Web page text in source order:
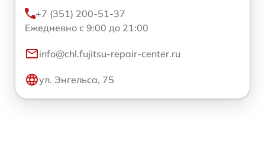
+7 (351) 200-51-37
Ежедневно с 9:00 до 21:00
info@chl.fujitsu-repair-center.ru
ул. Энгельса, 75